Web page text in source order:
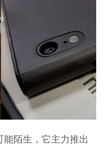
能陌生，它主力推出